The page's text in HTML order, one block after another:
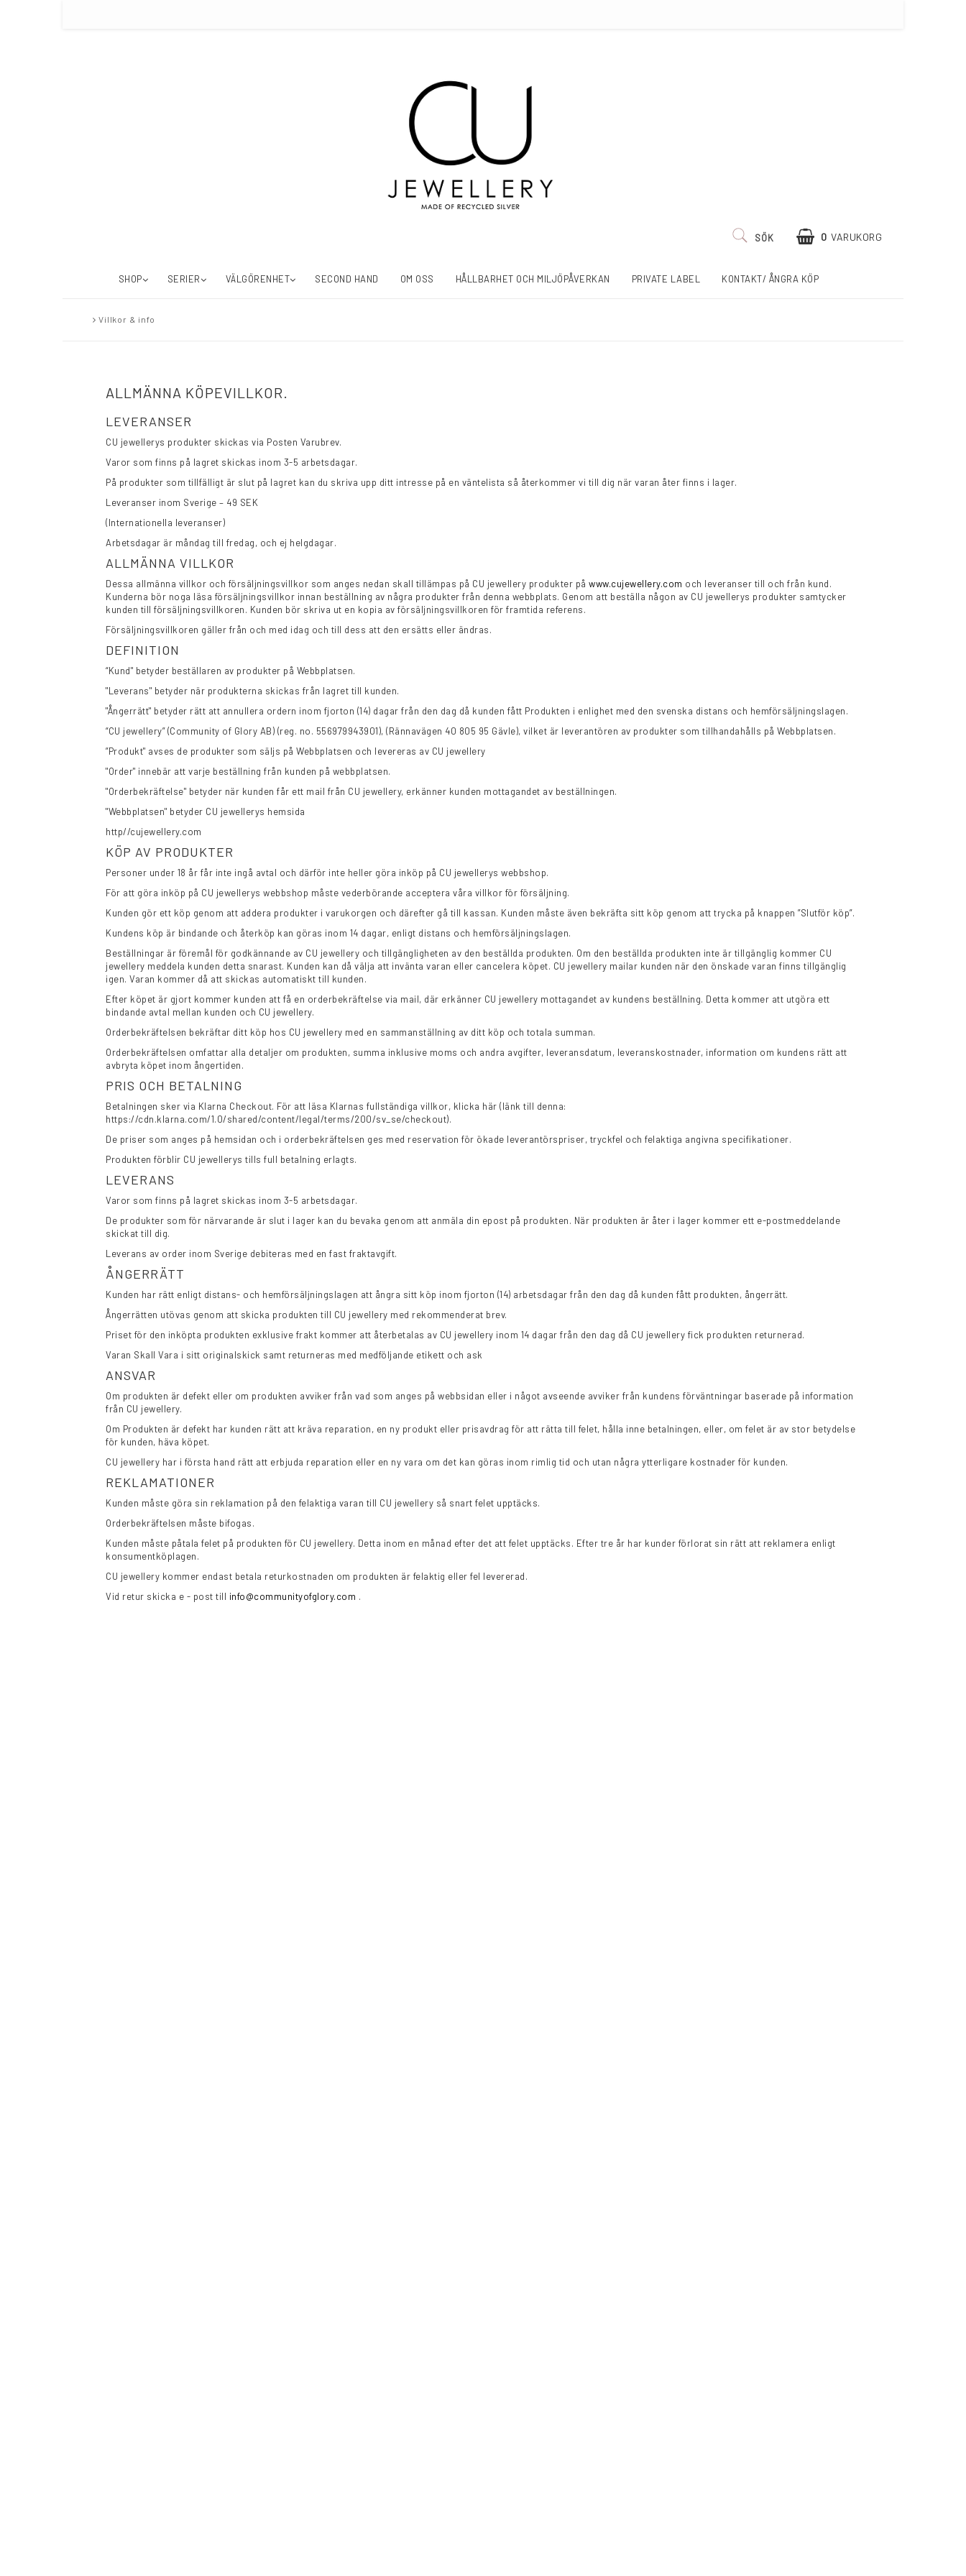
0 VARUKORG
DIN VARUKORG ÄR TOM
SÖK
SHOP SERIER VÄLGÖRENHET SECOND HAND OM OSS HÅLLBARHET OCH MILJÖPÅVERKAN PRIVATE LABEL KONTAKT/ ÅNGRA KÖP
Villkor & info
ALLMÄNNA KÖPEVILLKOR.
LEVERANSER
CU jewellerys produkter skickas via Posten Varubrev.
Varor som finns på lagret skickas inom 3-5 arbetsdagar.
På produkter som tillfälligt är slut på lagret kan du skriva upp ditt intresse på en väntelista så återkommer vi till dig när varan åter finns i lager.
Leveranser inom Sverige – 49 SEK
(Internationella leveranser)
Arbetsdagar är måndag till fredag, och ej helgdagar.
ALLMÄNNA VILLKOR
Dessa allmänna villkor och försäljningsvillkor som anges nedan skall tillämpas på CU jewellery produkter på www.cujewellery.com och leveranser till och från kund.
Kunderna bör noga läsa försäljningsvillkor innan beställning av några produkter från denna webbplats. Genom att beställa någon av CU jewellerys produkter samtycker
kunden till försäljningsvillkoren. Kunden bör skriva ut en kopia av försäljningsvillkoren för framtida referens.
Försäljningsvillkoren gäller från och med idag och till dess att den ersätts eller ändras.
DEFINITION
“Kund" betyder beställaren av produkter på Webbplatsen.
"Leverans" betyder när produkterna skickas från lagret till kunden.
"Ångerrätt" betyder rätt att annullera ordern inom fjorton (14) dagar från den dag då kunden fått Produkten i enlighet med den svenska distans och hemförsäljningslagen.
“CU jewellery” (Community of Glory AB) (reg. no. 556979943901), (Rännavägen 40 805 95 Gävle), vilket är leverantören av produkter som tillhandahålls på Webbplatsen.
”Produkt" avses de produkter som säljs på Webbplatsen och levereras av CU jewellery
"Order" innebär att varje beställning från kunden på webbplatsen.
"Orderbekräftelse" betyder när kunden får ett mail från CU jewellery, erkänner kunden mottagandet av beställningen.
"Webbplatsen" betyder CU jewellerys hemsida
http//cujewellery.com
KÖP AV PRODUKTER
Personer under 18 år får inte ingå avtal och därför inte heller göra inköp på CU jewellerys webbshop.
För att göra inköp på CU jewellerys webbshop måste vederbörande acceptera våra villkor för försäljning.
Kunden gör ett köp genom att addera produkter i varukorgen och därefter gå till kassan. Kunden måste även bekräfta sitt köp genom att trycka på knappen ”Slutför köp”.
Kundens köp är bindande och återköp kan göras inom 14 dagar, enligt distans och hemförsäljningslagen.
Beställningar är föremål för godkännande av CU jewellery och tillgängligheten av den beställda produkten. Om den beställda produkten inte är tillgänglig kommer CU
jewellery meddela kunden detta snarast. Kunden kan då välja att invänta varan eller cancelera köpet. CU jewellery mailar kunden när den önskade varan finns tillgänglig
igen. Varan kommer då att skickas automatiskt till kunden.
Efter köpet är gjort kommer kunden att få en orderbekräftelse via mail, där erkänner CU jewellery mottagandet av kundens beställning. Detta kommer att utgöra ett
bindande avtal mellan kunden och CU jewellery.
Orderbekräftelsen bekräftar ditt köp hos CU jewellery med en sammanställning av ditt köp och totala summan.
Orderbekräftelsen omfattar alla detaljer om produkten, summa inklusive moms och andra avgifter, leveransdatum, leveranskostnader, information om kundens rätt att
avbryta köpet inom ångertiden.
PRIS OCH BETALNING
Betalningen sker via Klarna Checkout. För att läsa Klarnas fullständiga villkor, klicka här (länk till denna:
https://cdn.klarna.com/1.0/shared/content/legal/terms/200/sv_se/checkout).
De priser som anges på hemsidan och i orderbekräftelsen ges med reservation för ökade leverantörspriser, tryckfel och felaktiga angivna specifikationer.
Produkten förblir CU jewellerys tills full betalning erlagts.
LEVERANS
Varor som finns på lagret skickas inom 3-5 arbetsdagar.
De produkter som för närvarande är slut i lager kan du bevaka genom att anmäla din epost på produkten. När produkten är åter i lager kommer ett e-postmeddelande
skickat till dig.
Leverans av order inom Sverige debiteras med en fast fraktavgift.
ÅNGERRÄTT
Kunden har rätt enligt distans- och hemförsäljningslagen att ångra sitt köp inom fjorton (14) arbetsdagar från den dag då kunden fått produkten, ångerrätt.
Ångerrätten utövas genom att skicka produkten till CU jewellery med rekommenderat brev.
Priset för den inköpta produkten exklusive frakt kommer att återbetalas av CU jewellery inom 14 dagar från den dag då CU jewellery fick produkten returnerad.
Varan Skall Vara i sitt originalskick samt returneras med medföljande etikett och ask
ANSVAR
Om produkten är defekt eller om produkten avviker från vad som anges på webbsidan eller i något avseende avviker från kundens förväntningar baserade på information
från CU jewellery.
Om Produkten är defekt har kunden rätt att kräva reparation, en ny produkt eller prisavdrag för att rätta till felet, hålla inne betalningen, eller, om felet är av stor betydelse
för kunden, häva köpet.
CU jewellery har i första hand rätt att erbjuda reparation eller en ny vara om det kan göras inom rimlig tid och utan några ytterligare kostnader för kunden.
REKLAMATIONER
Kunden måste göra sin reklamation på den felaktiga varan till CU jewellery så snart felet upptäcks.
Orderbekräftelsen måste bifogas.
Kunden måste påtala felet på produkten för CU jewellery. Detta inom en månad efter det att felet upptäcks. Efter tre år har kunder förlorat sin rätt att reklamera enligt
konsumentköplagen.
CU jewellery kommer endast betala returkostnaden om produkten är felaktig eller fel levererad.
Vid retur skicka e - post till info@communityofglory.com .